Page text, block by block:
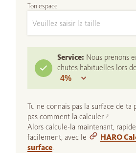
Ton espace
Service: Nous prenons
chutes habituelles lors
Tu ne connais pas la surface de ta
pas comment la calculer ?
Alors calcule-la maintenant,
facilement, avec le
HARO
surface.